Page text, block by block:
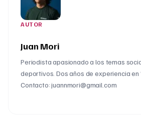
AUTOR
Juan Mori
Periodista apasionado a los temas
deportivos. Dos años de experiencia en
Contacto: juannmori@gmail.com